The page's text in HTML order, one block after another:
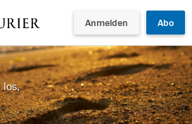
Anmelden Abo
los,